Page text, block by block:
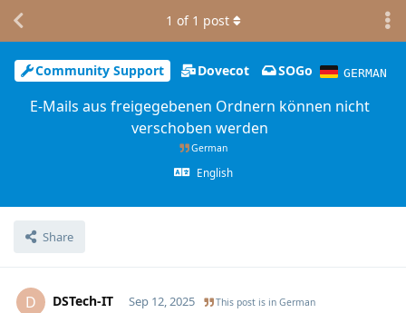
Community Support Dovecot SOGo GERMAN
E-Mails aus freigegebenen Ordnern können nicht
verschoben werden
German
English
Share
1 of 1 post
D DSTech-IT Sep 12, 2025 This post is in German